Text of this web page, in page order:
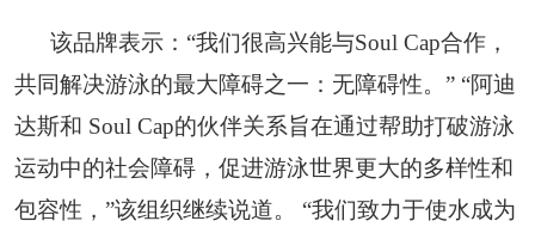
该品牌表示：“我们很高兴能与Soul Cap合作，
共同解决游泳的最大障碍之一：无障碍性。” “阿迪
达斯和 Soul Cap的伙伴关系旨在通过帮助打破游泳
运动中的社会障碍，促进游泳世界更大的多样性和
包容性，”该组织继续说道。 “我们致力于使水成为